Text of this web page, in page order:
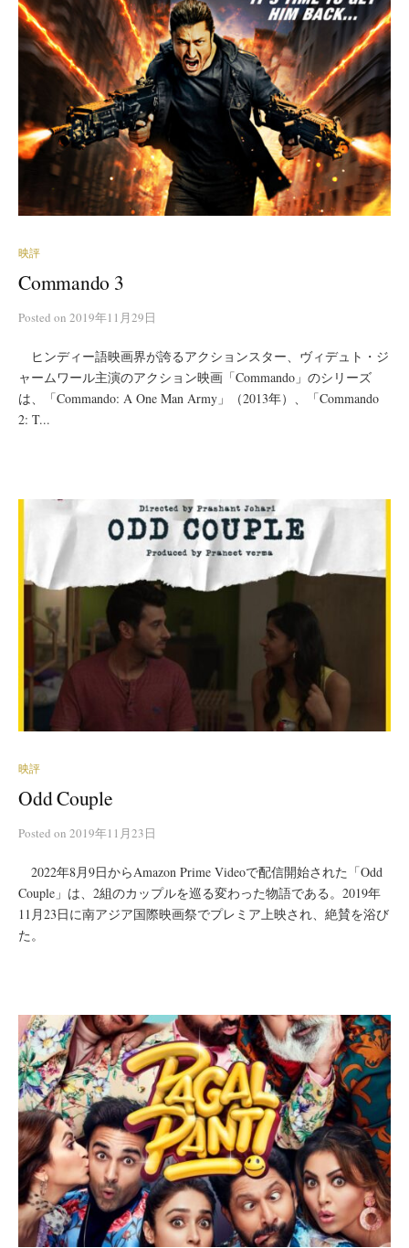
映評
Commando 3
Posted on 2019年11月29日
ヒンディー語映画界が誇るアクションスター、ヴィデュト・ジ
ャームワール主演のアクション映画「Commando」のシリーズ
は、「Commando: A One Man Army」（2013年）、「Commando
2: T...
映評
Odd Couple
Posted on 2019年11月23日
2022年8月9日からAmazon Prime Videoで配信開始された「Odd
Couple」は、2組のカップルを巡る変わった物語である。2019年
11月23日に南アジア国際映画祭でプレミア上映され、絶賛を浴び
た。